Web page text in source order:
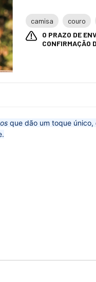
camisa couro
O PRAZO DE
CONFIRMAÇÃO
que dão um toque